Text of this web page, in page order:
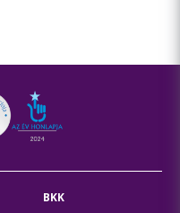
BKK